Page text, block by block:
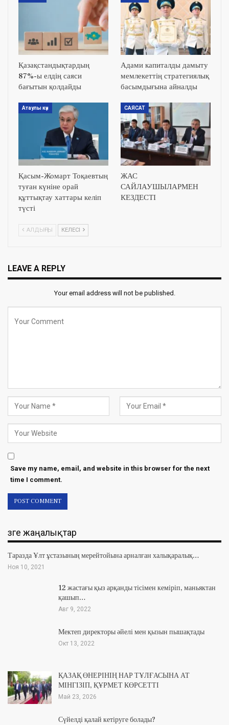
Қазақстандықтардың
87%-ы елдің саяси
бағытын қолдайды
Адами капиталды дамыту
мемлекеттің стратегиялық
басымдығына айналды
Атаулы күн
Қасым-Жомарт Тоқаевтың
туған күніне орай
құттықтау хаттары келіп
түсті
САЯСАТ
ЖАС
САЙЛАУШЫЛАРМЕН
КЕЗДЕСТІ
АЛДЫҢҒЫ КЕЛЕСІ
LEAVE A REPLY
Your email address will not be published.
Save my name, email, and website in this browser for the next
time I comment.
Өзге жаңалықтар
Таразда Ұлт ұстазының мерейтойына арналған халықаралық…
Ноя 10, 2021
12 жастағы қыз арқанды тісімен кеміріп, маньяктан
қашып…
Авг 9, 2022
Мектеп директоры әйелі мен қызын пышақтады
Окт 13, 2022
ҚАЗАҚ ӨНЕРІНІҢ НАР ТҰЛҒАСЫНА АТ
МІНГІЗІП, ҚҰРМЕТ КӨРСЕТТІ
Май 23, 2026
Сүйелді қалай кетіруге болады?